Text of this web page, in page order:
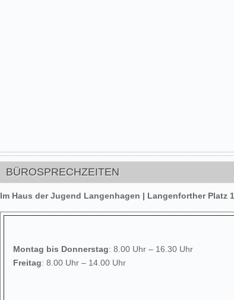
BÜROSPRECHZEITEN
Im Haus der Jugend Langenhagen | Langenforther Platz
Montag bis Donnerstag: 8.00 Uhr – 16.30 Uhr
Freitag: 8.00 Uhr – 14.00 Uhr